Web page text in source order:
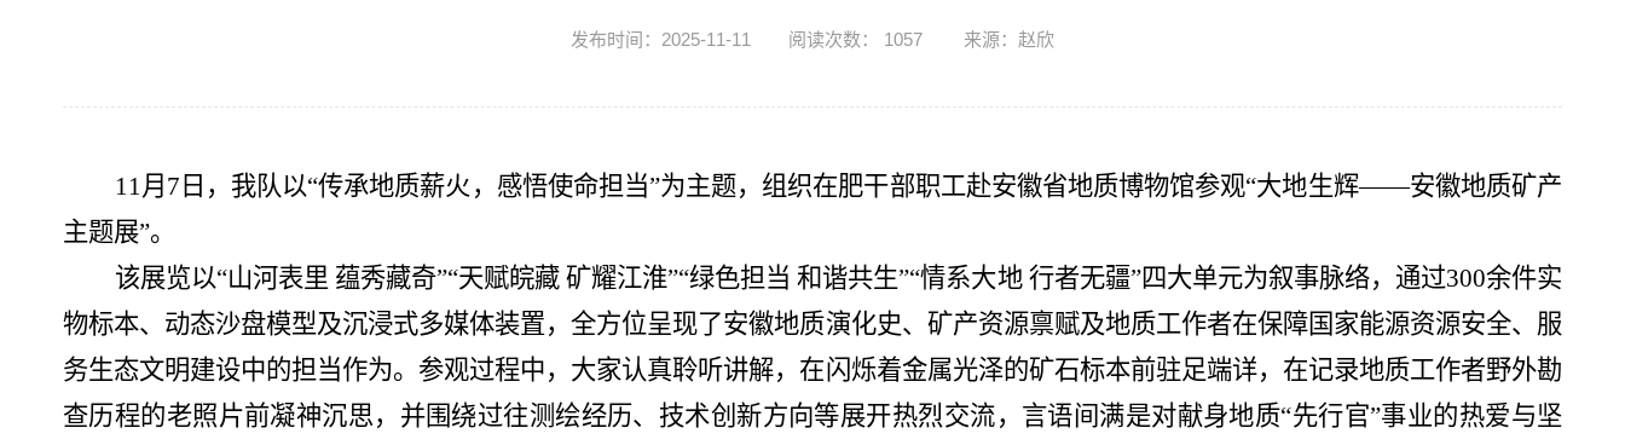
发布时间：2025-11-11 阅读次数： 1057 来源：赵欣
11月7日，我 队以“传承地质薪火，感悟使命担当”为主题，组织在肥干部职工赴安徽省地质博物馆参观“大地生辉——安徽地质矿产
主题展”。
该展览以“山河表里 蕴秀藏奇”“天赋皖藏 矿耀江淮”“绿色担当 和谐共生”“情系大地 行者无疆”四大单元为叙事脉络，通过300余件实
物标本、动态沙盘模型及沉浸式多媒体装置，全方位呈现了安徽地质演化史、矿产资源禀赋及地质工作者在保障国家能源资源安全、服
务生态文明建设中的担当作为。参观过程中，大家认真聆听讲解，在闪烁着金属光泽的矿石标本前驻足端详，在记录地质工作者野外勘
查历程的老照片前凝神沉思，并围绕过往测绘经历、技术创新方向等展开热烈交流，言语间满是对献身地质“先行官”事业的热爱与坚